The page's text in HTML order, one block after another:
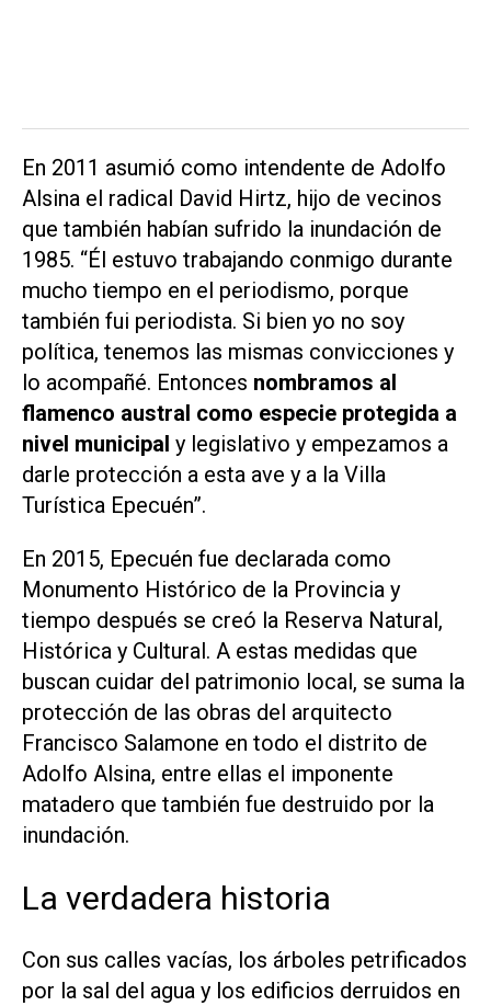
En 2011 asumió como intendente de Adolfo
Alsina el radical David Hirtz, hijo de vecinos
que también habían sufrido la inundación de
1985. “Él estuvo trabajando conmigo durante
mucho tiempo en el periodismo, porque
también fui periodista. Si bien yo no soy
política, tenemos las mismas convicciones y
lo acompañé. Entonces nombramos al
flamenco austral como especie protegida a
nivel municipal y legislativo y empezamos a
darle protección a esta ave y a la Villa
Turística Epecuén”.
En 2015, Epecuén fue declarada como
Monumento Histórico de la Provincia y
tiempo después se creó la Reserva Natural,
Histórica y Cultural. A estas medidas que
buscan cuidar del patrimonio local, se suma la
protección de las obras del arquitecto
Francisco Salamone en todo el distrito de
Adolfo Alsina, entre ellas el imponente
matadero que también fue destruido por la
inundación.
La verdadera historia
Con sus calles vacías, los árboles petrificados
por la sal del agua y los edificios derruidos en